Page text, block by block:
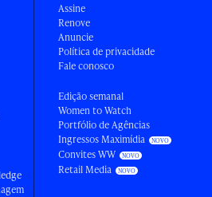
Assine
Renove
Anuncie
Política de privacidade
Fale conosco
Edição semanal
Women to Watch
Portfólio de Agências
Ingressos Maximídia
Convites WW
Retail Media